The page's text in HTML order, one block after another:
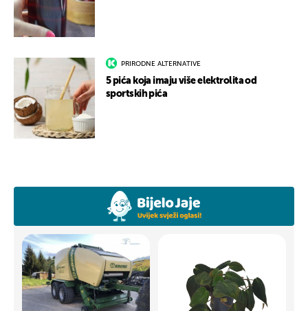
PRIRODNE ALTERNATIVE
5 pića koja imaju više elektrolita od
sportskih pića